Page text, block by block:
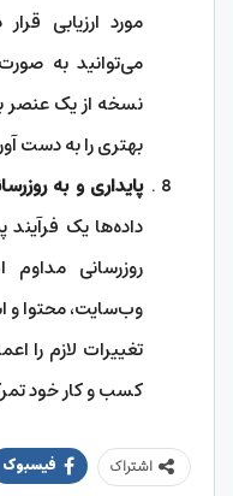
می‌توانید به
نسخه از یک عنصر
بهتری را به دست
پایداری و به
داده‌ها یک فرآیند
روزرسانی
وب‌سایت، محتوا و
تغییرات لازم را
کسب و کار خود
اشتراک فیسبوک